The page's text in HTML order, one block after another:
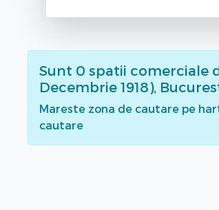
Sunt 0 spatii comerciale
Decembrie 1918),
Mareste zona de cautare pe
cautare